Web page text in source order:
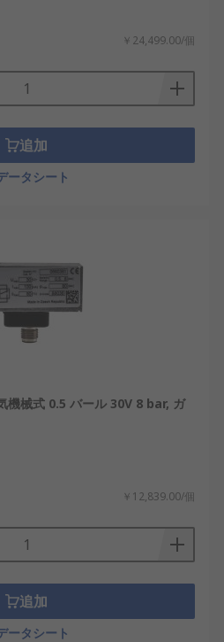
￥24,499.00/個
追加
ータシート
機械式 0.5 バール 30V 8 bar, ガ
￥12,839.00/個
追加
ータシート